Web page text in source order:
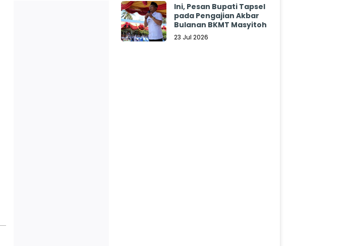
Ini, Pesan Bupati Tapsel
pada Pengajian Akbar
Bulanan BKMT Masyitoh
23 Jul 2026